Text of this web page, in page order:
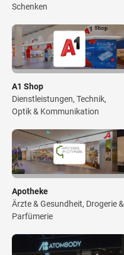
Schenken
A1 Shop
Dienstleistungen, Technik,
Optik & Kommunikation
Apotheke
Ärzte & Gesundheit, Drogerie &
Parfümerie